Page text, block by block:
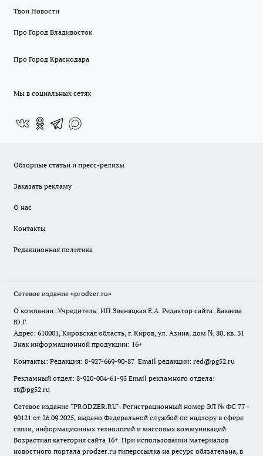
Твои Новости
Про Город Владивосток
Про Город Краснодара
Мы в социальных сетях
Обзорные статьи и пресс-релизы
Заказать рекламу
О нас
Контакты
Редакционная политика
Сетевое издание «prodzer.ru»
О компании: Учредитель: ИП Звеняцкая Е.А. Редактор сайта: Бакаева
Ю.Г.
Адрес: 610001, Кировская область, г. Киров, ул. Азина, дом № 80, кв. 31
Знак информационной продукции: 16+
Контакты: Редакция: 8-927-669-90-87 Email редакции: red@pg52.ru
Рекламный отдел: 8-920-004-61-95 Email рекламного отдела:
st@pg52.ru
Сетевое издание "PRODZER.RU". Регистрационный номер ЭЛ № ФС 77 -
90121 от 26.09.2025, выдано Федеральной службой по надзору в сфере
связи, информационных технологий и массовых коммуникаций.
Возрастная категория сайта 16+. При использовании материалов
новостного портала prodzer.ru гиперссылка на ресурс обязательна, в